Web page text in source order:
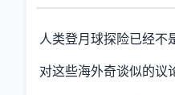
人类登月球探险已经不
对这些海外奇谈似的议